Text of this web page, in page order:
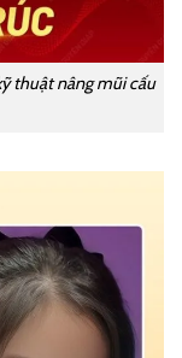
thuật nâng mũi cấu